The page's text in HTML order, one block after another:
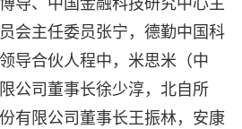
会主任委员张宁，德勤中国科
导合伙人程中，米思米（中
公司董事长徐少淳，北自所
有限公司董事长王振林，安康